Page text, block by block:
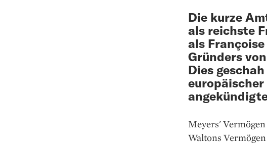
Die kurze
als reichste
als
Gründers
Dies
Meyers'
Waltons